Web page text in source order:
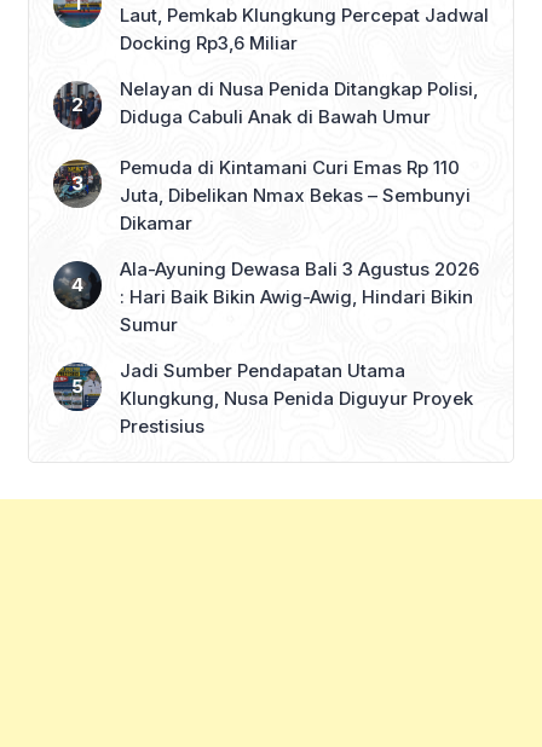
Laut, Pemkab Klungkung Percepat Jadwal
Docking Rp3,6 Miliar
Nelayan di Nusa Penida Ditangkap Polisi,
Diduga Cabuli Anak di Bawah Umur
Pemuda di Kintamani Curi Emas Rp 110
Juta, Dibelikan Nmax Bekas – Sembunyi
Dikamar
Ala-Ayuning Dewasa Bali 3 Agustus 2026
: Hari Baik Bikin Awig-Awig, Hindari Bikin
Sumur
Jadi Sumber Pendapatan Utama
Klungkung, Nusa Penida Diguyur Proyek
Prestisius